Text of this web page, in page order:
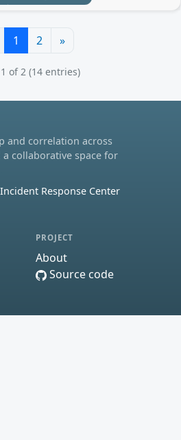
1 2 »
of 2 (14 entries)
and correlation across
collaborative space for
Response Center
PROJECT
About
Source code